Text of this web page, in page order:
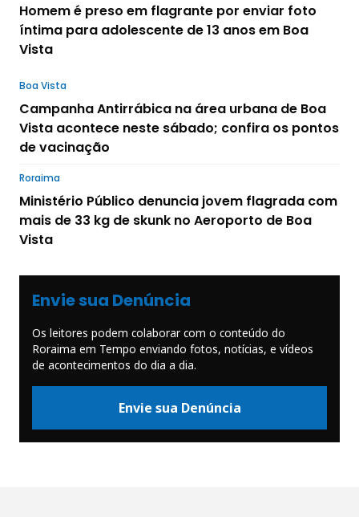
Homem é preso em flagrante por enviar foto
íntima para adolescente de 13 anos em Boa
Vista
Boa Vista
Campanha Antirrábica na área urbana de Boa
Vista acontece neste sábado; confira os pontos
de vacinação
Roraima
Ministério Público denuncia jovem flagrada com
mais de 33 kg de skunk no Aeroporto de Boa
Vista
Envie sua Denúncia
Os leitores podem colaborar com o conteúdo do
Roraima em Tempo enviando fotos, notícias, e vídeos
de acontecimentos do dia a dia.
Envie sua Denúncia